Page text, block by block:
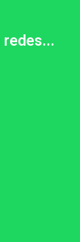
redes...